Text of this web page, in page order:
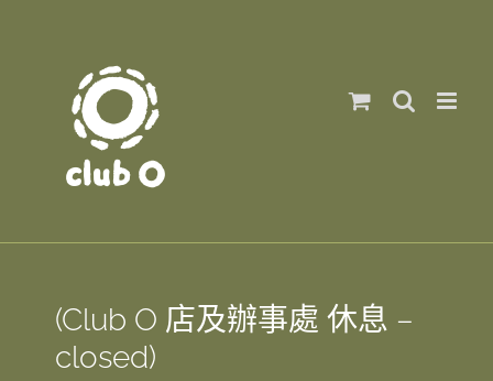
(Club O 店及辦事處 休息 –
closed)